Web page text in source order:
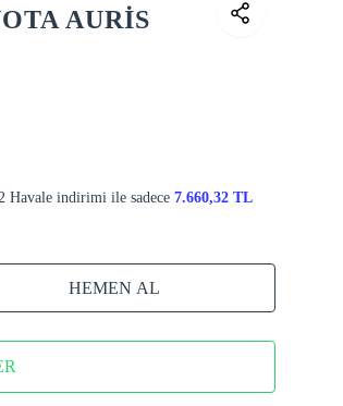
AURİS
Havale indirimi ile sadece 7.660,32 TL
HEMEN AL